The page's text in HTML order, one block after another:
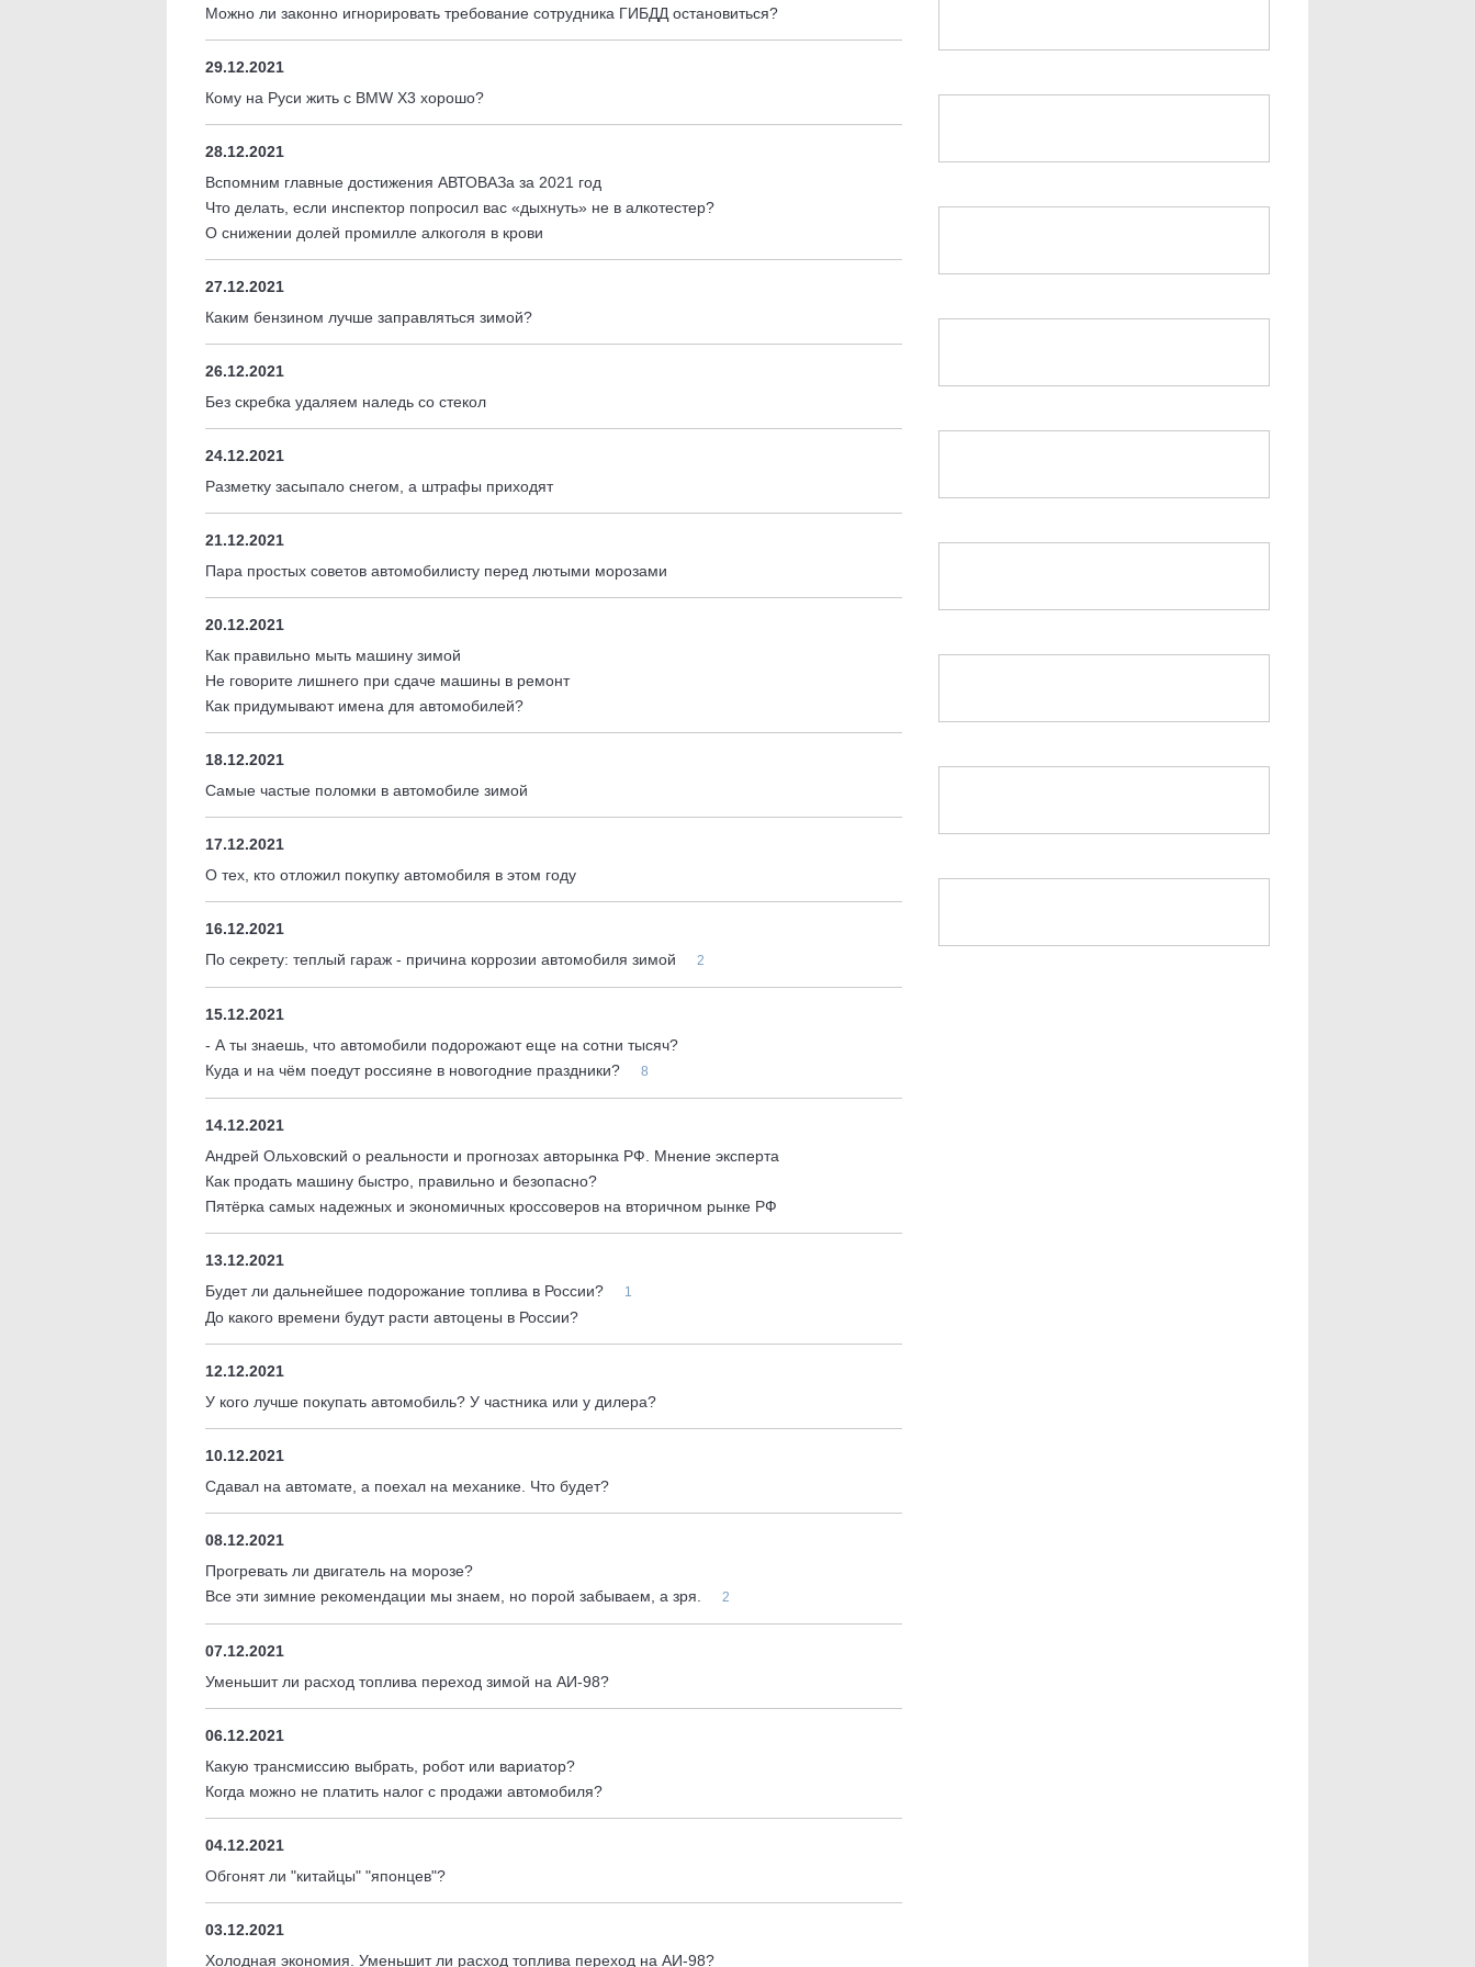
Можно ли законно игнорировать требование сотрудника ГИБДД остановиться?
29.12.2021
Кому на Руси жить с BMW X3 хорошо?
28.12.2021
Вспомним главные достижения АВТОВАЗа за 2021 год
Что делать, если инспектор попросил вас «дыхнуть» не в алкотестер?
О снижении долей промилле алкоголя в крови
27.12.2021
Каким бензином лучше заправляться зимой?
26.12.2021
Без скребка удаляем наледь со стекол
24.12.2021
Разметку засыпало снегом, а штрафы приходят
21.12.2021
Пара простых советов автомобилисту перед лютыми морозами
20.12.2021
Как правильно мыть машину зимой
Не говорите лишнего при сдаче машины в ремонт
Как придумывают имена для автомобилей?
18.12.2021
Самые частые поломки в автомобиле зимой
17.12.2021
О тех, кто отложил покупку автомобиля в этом году
16.12.2021
По секрету: теплый гараж - причина коррозии автомобиля зимой
2
15.12.2021
- А ты знаешь, что автомобили подорожают еще на сотни тысяч?
Куда и на чём поедут россияне в новогодние праздники?
8
14.12.2021
Андрей Ольховский о реальности и прогнозах авторынка РФ. Мнение эксперта
Как продать машину быстро, правильно и безопасно?
Пятёрка самых надежных и экономичных кроссоверов на вторичном рынке РФ
13.12.2021
Будет ли дальнейшее подорожание топлива в России?
1
До какого времени будут расти автоцены в России?
12.12.2021
У кого лучше покупать автомобиль? У частника или у дилера?
10.12.2021
Сдавал на автомате, а поехал на механике. Что будет?
08.12.2021
Прогревать ли двигатель на морозе?
Все эти зимние рекомендации мы знаем, но порой забываем, а зря.
2
07.12.2021
Уменьшит ли расход топлива переход зимой на АИ-98?
06.12.2021
Какую трансмиссию выбрать, робот или вариатор?
Когда можно не платить налог с продажи автомобиля?
04.12.2021
Обгонят ли "китайцы" "японцев"?
03.12.2021
Холодная экономия. Уменьшит ли расход топлива переход на АИ-98?